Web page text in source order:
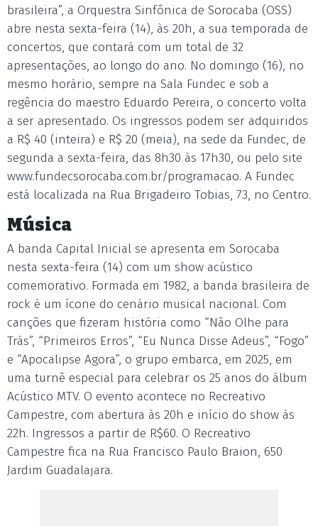
brasileira”, a Orquestra Sinfônica de Sorocaba (OSS)
abre nesta sexta-feira (14), às 20h, a sua temporada de
concertos, que contará com um total de 32
apresentações, ao longo do ano. No domingo (16), no
mesmo horário, sempre na Sala Fundec e sob a
regência do maestro Eduardo Pereira, o concerto volta
a ser apresentado. Os ingressos podem ser adquiridos
a R$ 40 (inteira) e R$ 20 (meia), na sede da Fundec, de
segunda a sexta-feira, das 8h30 às 17h30, ou pelo site
www.fundecsorocaba.com.br/programacao. A Fundec
está localizada na Rua Brigadeiro Tobias, 73, no Centro.
Música
A banda Capital Inicial se apresenta em Sorocaba
nesta sexta-feira (14) com um show acústico
comemorativo. Formada em 1982, a banda brasileira de
rock é um ícone do cenário musical nacional. Com
canções que fizeram história como “Não Olhe para
Trás”, “Primeiros Erros”, “Eu Nunca Disse Adeus”, “Fogo”
e “Apocalipse Agora”, o grupo embarca, em 2025, em
uma turnê especial para celebrar os 25 anos do álbum
Acústico MTV. O evento acontece no Recreativo
Campestre, com abertura às 20h e início do show às
22h. Ingressos a partir de R$60. O Recreativo
Campestre fica na Rua Francisco Paulo Braion, 650
Jardim Guadalajara.